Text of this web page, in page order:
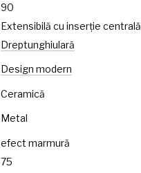
90
Extensibilă cu inserție centrală
Dreptunghiulară
Design modern
Ceramică
Metal
efect marmură
75